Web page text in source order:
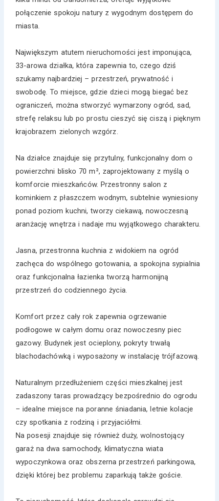
połączenie spokoju natury z wygodnym dostępem do
miasta.
Największym atutem nieruchomości jest imponująca,
33-arowa działka, która zapewnia to, czego dziś
szukamy najbardziej – przestrzeń, prywatność i
swobodę. To miejsce, gdzie dzieci mogą biegać bez
ograniczeń, można stworzyć wymarzony ogród, sad,
strefę relaksu lub po prostu cieszyć się ciszą i pięknym
krajobrazem zielonych wzgórz.
Na działce znajduje się przytulny, funkcjonalny dom o
powierzchni blisko 70 m², zaprojektowany z myślą o
komforcie mieszkańców. Przestronny salon z
kominkiem z płaszczem wodnym, subtelnie wyniesiony
ponad poziom kuchni, tworzy ciekawą, nowoczesną
aranżację wnętrza i nadaje mu wyjątkowego charakteru.
Jasna, przestronna kuchnia z widokiem na ogród
zachęca do wspólnego gotowania, a spokojna sypialnia
oraz funkcjonalna łazienka tworzą harmonijną
przestrzeń do codziennego życia.
Komfort przez cały rok zapewnia ogrzewanie
podłogowe w całym domu oraz nowoczesny piec
gazowy. Budynek jest ocieplony, pokryty trwałą
blachodachówką i wyposażony w instalację trójfazową.
Naturalnym przedłużeniem części mieszkalnej jest
zadaszony taras prowadzący bezpośrednio do ogrodu
– idealne miejsce na poranne śniadania, letnie kolacje
czy spotkania z rodziną i przyjaciółmi.
Na posesji znajduje się również duży, wolnostojący
garaż na dwa samochody, klimatyczna wiata
wypoczynkowa oraz obszerna przestrzeń parkingowa,
dzięki której bez problemu zaparkują także goście.